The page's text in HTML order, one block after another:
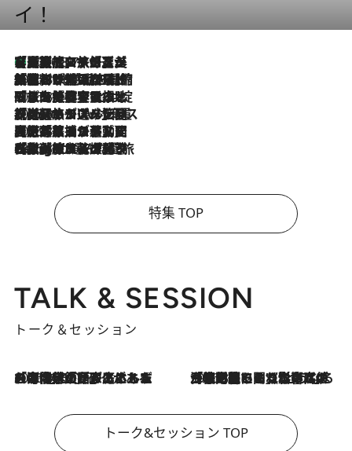
イ！
2026.8.7
【厳選旅コスメ】「多機能アイテムがメイン！」旅好き美容エディターが選んだ夏旅ベストコスメを発表【Mサイズジップ】
2026.8.6
「荷物が増えるほど旅ストレスは増す」美容ジャーナリストがたどり着いた最終結論。“化粧品を劇的に減らす”感動の凝縮美容とは
2026.8.6
「旅先には金髪ウィッグを持参」日本と同じメイクでは損してる!? 美容ジャーナリストが提案する“掟破りの旅美容”とは
2026.8.6
【厳選旅コスメ】「身軽さ＆UV対策重視！」ヘアアーティストshucoが選んだ夏旅ベストコスメを発表【Mサイズジップ】
2026.8.5
【厳選旅コスメ】国内をあちこち移動する河井菜摘が選んだ夏旅ベストコスメ発表！「リラックスアイテムはマスト」【Mサイズジップ】
2026.8.4
【厳選旅コスメ】「紫外線＆乾燥対策しながらメイク感も！」ヘア＆メイクGeorgeが選んだ夏旅ベストコスメを発表！【Mサイズジップ】
特集 TOP
TALK & SESSION
トーク＆セッション
2026.8.3
「今後値上げがあるとすれば…」「リスクがあるのは今年の冬」エネルギー専門家が語る、ホルムズ海峡封鎖が家庭にもたらす“ある心配” 2026.8.3
「住宅建てられない…」「サーチャージ料の高値が続いている」ホルムズ海峡封鎖による影響はいつまで続く？《エネルギー専門家に聞く“どうなる日本の暮らし”》
トーク&セッション TOP